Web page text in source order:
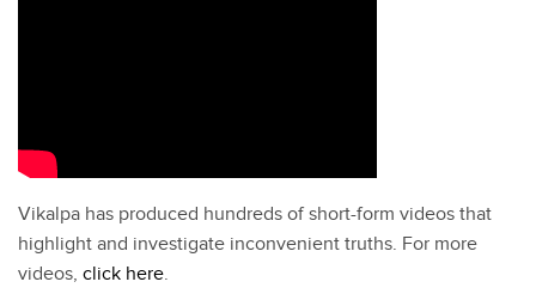
Vikalpa has produced hundreds of short-form videos that
highlight and investigate inconvenient truths. For more
videos, click here.